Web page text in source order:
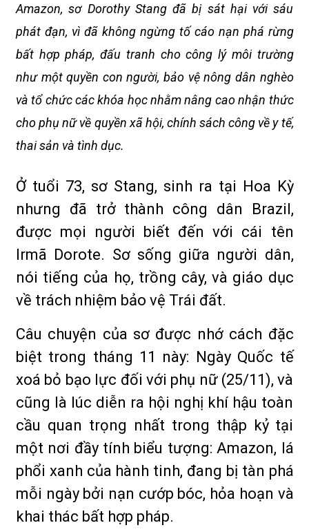
Amazon, sơ Dorothy Stang đã bị sát hại với sáu
phát đạn, vì đã không ngừng tố cáo nạn phá rừng
bất hợp pháp, đấu tranh cho công lý môi trường
như một quyền con người, bảo vệ nông dân nghèo
và tổ chức các khóa học nhằm nâng cao nhận thức
cho phụ nữ về quyền xã hội, chính sách công về y tế,
thai sản và tình dục.
Ở tuổi 73, sơ Stang, sinh ra tại Hoa Kỳ
nhưng đã trở thành công dân Brazil,
được mọi người biết đến với cái tên
Irmã Dorote. Sơ sống giữa người dân,
nói tiếng của họ, trồng cây, và giáo dục
về trách nhiệm bảo vệ Trái đất.
Câu chuyện của sơ được nhớ cách đặc
biệt trong tháng 11 này: Ngày Quốc tế
xoá bỏ bạo lực đối với phụ nữ (25/11), và
cũng là lúc diễn ra hội nghị khí hậu toàn
cầu quan trọng nhất trong thập kỷ tại
một nơi đầy tính biểu tượng: Amazon, lá
phổi xanh của hành tinh, đang bị tàn phá
mỗi ngày bởi nạn cướp bóc, hỏa hoạn và
khai thác bất hợp pháp.